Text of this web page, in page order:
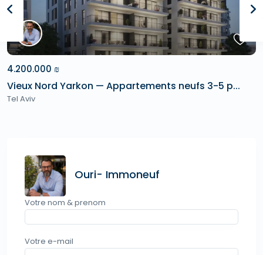
4.200.000 ₪
Vieux Nord Yarkon — Appartements neufs 3-5 p...
Tel Aviv
Ouri- Immoneuf
Votre nom & prenom
Votre e-mail